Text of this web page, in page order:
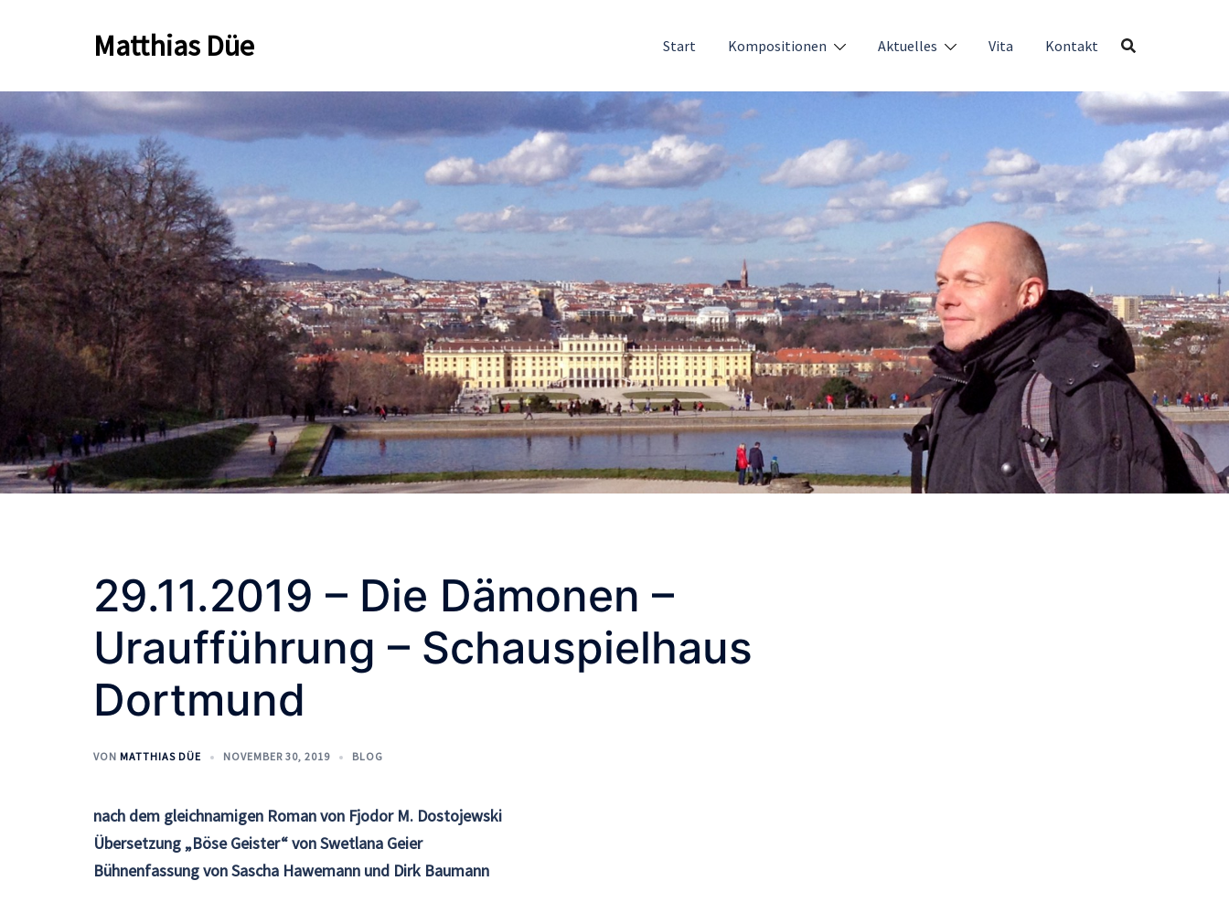
Matthias Düe Start Kompositionen Aktuelles Vita Kontakt
29.11.2019 – Die Dämonen –
Uraufführung – Schauspielhaus
Dortmund
VON MATTHIAS DÜE NOVEMBER 30, 2019 BLOG
nach dem gleichnamigen Roman von Fjodor M. Dostojewski
Übersetzung „Böse Geister“ von Swetlana Geier
Bühnenfassung von Sascha Hawemann und Dirk Baumann